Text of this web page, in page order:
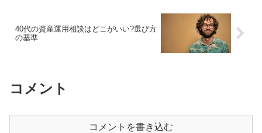
40代の資産運用相談はどこがいい?選び方
の基準
コメント
コメントを書き込む